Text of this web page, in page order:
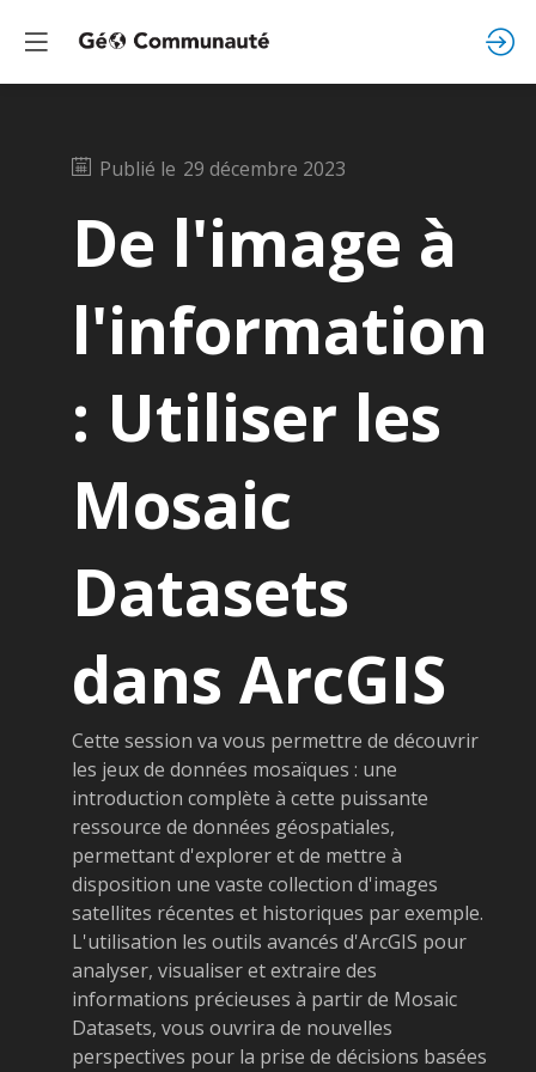
Publié le 29 décembre 2023
De l'image à
l'information
: Utiliser les
Mosaic
Datasets
dans ArcGIS
Cette session va vous permettre de découvrir
les jeux de données mosaïques : une
introduction complète à cette puissante
ressource de données géospatiales,
permettant d'explorer et de mettre à
disposition une vaste collection d'images
satellites récentes et historiques par exemple.
L'utilisation les outils avancés d'ArcGIS pour
analyser, visualiser et extraire des
informations précieuses à partir de Mosaic
Datasets, vous ouvrira de nouvelles
perspectives pour la prise de décisions basées